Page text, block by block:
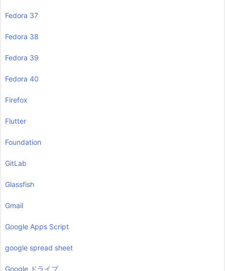
Fedora 37
Fedora 38
Fedora 39
Fedora 40
Firefox
Flutter
Foundation
GitLab
Glassfish
Gmail
Google Apps Script
google spread sheet
Google ドライブ